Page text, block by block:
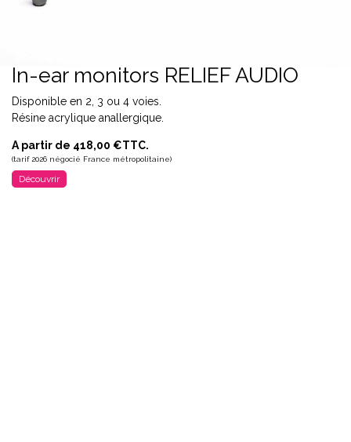
In-ear monitors RELIEF AUDIO
Disponible en 2, 3 ou 4 voies.
Résine acrylique anallergique.
A partir de 418,00 €TTC.
(tarif 2026 négocié France métropolitaine)
Découvrir